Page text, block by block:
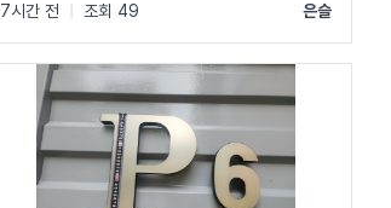
7시간 전 조회 49 은슬